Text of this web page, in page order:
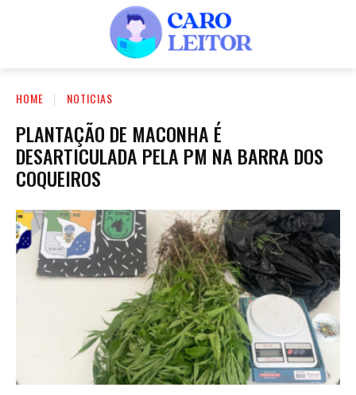
HOME NOTICIAS
PLANTAÇÃO DE MACONHA É
DESARTICULADA PELA PM NA BARRA DOS
COQUEIROS